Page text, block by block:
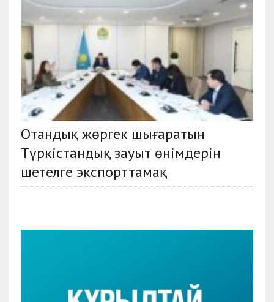
Отандық жөргек шығаратын
Түркістандық зауыт өнімдерін
шетелге экспорттамақ